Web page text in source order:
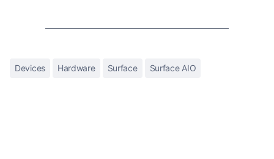
Devices Hardware Surface Surface AIO